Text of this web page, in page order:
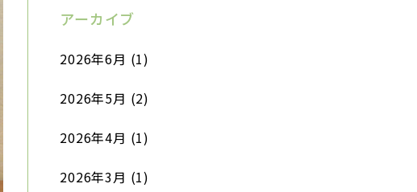
アーカイブ
2026年6月 (1)
2026年5月 (2)
2026年4月 (1)
2026年3月 (1)